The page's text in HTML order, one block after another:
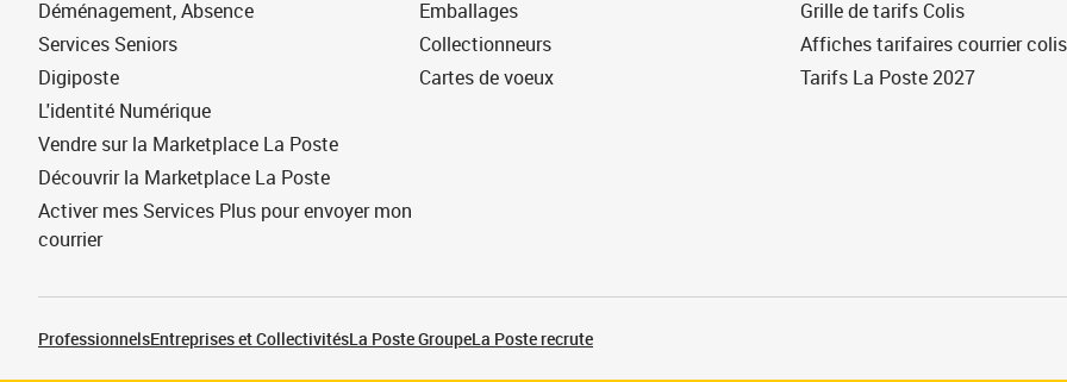
Déménagement, Absence
Services Seniors
Digiposte
L'identité Numérique
Vendre sur la Marketplace La Poste
Découvrir la Marketplace La Poste
Activer mes Services Plus pour envoyer mon
courrier
Emballages
Collectionneurs
Cartes de voeux
Grille de tarifs Colis
Affiches tarifaires courrier colis
Tarifs La Poste 2027
ProfessionnelsEntreprises et CollectivitésLa Poste GroupeLa Poste recrute